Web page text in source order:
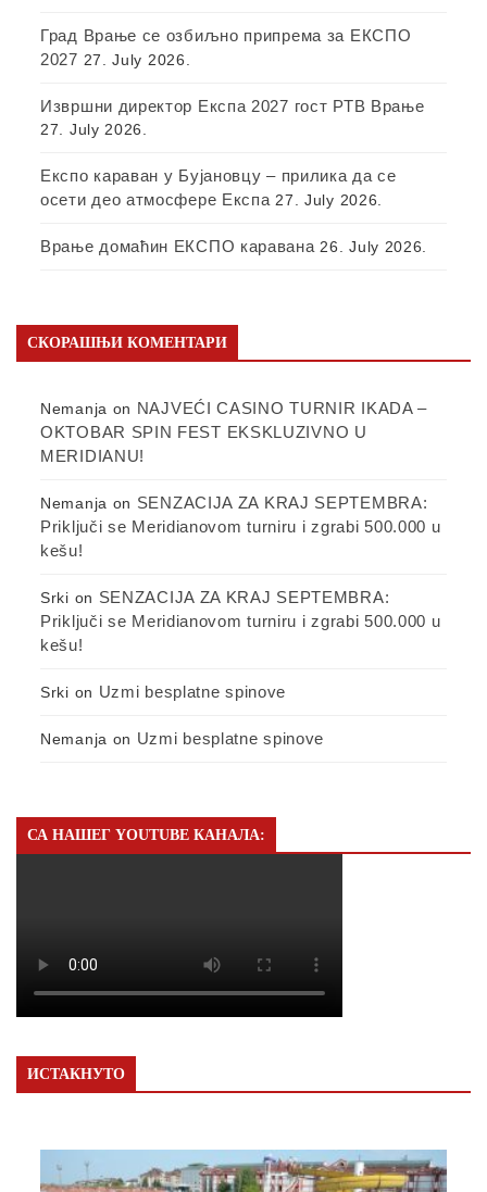
Град Врање се озбиљно припрема за ЕКСПО
2027 27. July 2026.
Извршни директор Експа 2027 гост РТВ Врање
27. July 2026.
Експо караван у Бујановцу – прилика да се
осети део атмосфере Експа 27. July 2026.
Врање домаћин ЕКСПО каравана 26. July 2026.
СКОРАШЊИ КОМЕНТАРИ
Nemanja on NAJVEĆI CASINO TURNIR IKADA –
OKTOBAR SPIN FEST EKSKLUZIVNO U
MERIDIANU!
Nemanja on SENZACIJA ZA KRAJ SEPTEMBRA:
Priključi se Meridianovom turniru i zgrabi 500.000 u
kešu!
Srki on SENZACIJA ZA KRAJ SEPTEMBRA:
Priključi se Meridianovom turniru i zgrabi 500.000 u
kešu!
Srki on Uzmi besplatne spinove
Nemanja on Uzmi besplatne spinove
СА НАШЕГ YOUTUBE КАНАЛА:
ИСТАКНУТО